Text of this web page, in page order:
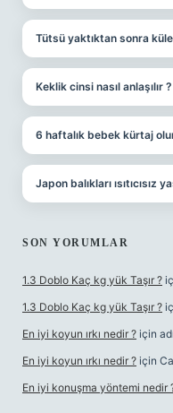
Tütsü yaktıktan sonra küle
Keklik cinsi nasıl anlaşılır ?
6 haftalık bebek kürtaj
Japon balıkları ısıtıcısız
SON YORUMLAR
1.3 Doblo Kaç kg yük Taşır ?
1.3 Doblo Kaç kg yük Taşır ?
En iyi koyun ırkı nedir ? için
En iyi koyun ırkı nedir ? için
En iyi konuşma yöntemi nedir